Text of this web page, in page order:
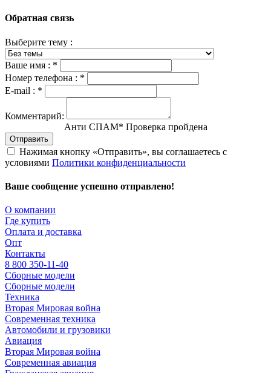
Обратная связь
Выберите тему :
Ваше имя : *
Номер телефона : *
E-mail : *
Комментарий:
Анти СПАМ* Проверка пройдена
Отправить
Нажимая кнопку «Отправить», вы соглашаетесь с
условиями Политики конфиденциальности
Ваше сообщение успешно отправлено!
О компании
Где купить
Оплата и доставка
Опт
Контакты
8 800 350-11-40
Сборные модели
Сборные модели
Техника
Вторая Мировая война
Современная техника
Автомобили и грузовики
Авиация
Вторая Мировая война
Современная авиация